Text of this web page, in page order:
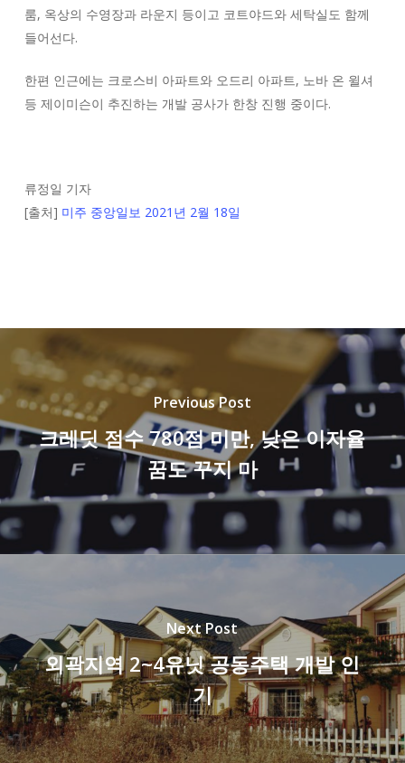
룸, 옥상의 수영장과 라운지 등이고 코트야드와 세탁실도 함께
들어선다.
한편 인근에는 크로스비 아파트와 오드리 아파트, 노바 온 윌셔
등 제이미슨이 추진하는 개발 공사가 한창 진행 중이다.
류정일 기자
[출처] 미주 중앙일보 2021년 2월 18일
Previous Post
크레딧 점수 780점 미만, 낮은 이자율
꿈도 꾸지 마
Next Post
외곽지역 2~4유닛 공동주택 개발 인
기